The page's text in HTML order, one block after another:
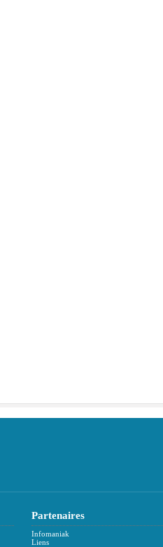
Partenaires
Infomaniak
Liens